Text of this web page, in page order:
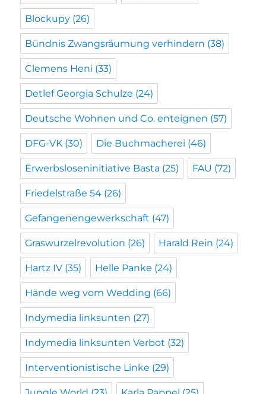
Blockupy (26)
Bündnis Zwangsräumung verhindern (38)
Clemens Heni (33)
Detlef Georgia Schulze (24)
Deutsche Wohnen und Co. enteignen (57)
DFG-VK (30) Die Buchmacherei (46)
Erwerbsloseninitiative Basta (25) FAU (72)
Friedelstraße 54 (26)
Gefangenengewerkschaft (47)
Graswurzelrevolution (26) Harald Rein (24)
Hartz IV (35) Helle Panke (24)
Hände weg vom Wedding (66)
Indymedia linksunten (27)
Indymedia linksunten Verbot (32)
Interventionistische Linke (29)